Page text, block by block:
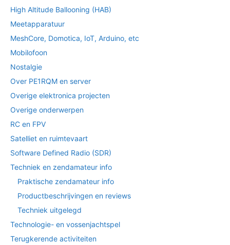
High Altitude Ballooning (HAB)
Meetapparatuur
MeshCore, Domotica, IoT, Arduino, etc
Mobilofoon
Nostalgie
Over PE1RQM en server
Overige elektronica projecten
Overige onderwerpen
RC en FPV
Satelliet en ruimtevaart
Software Defined Radio (SDR)
Techniek en zendamateur info
Praktische zendamateur info
Productbeschrijvingen en reviews
Techniek uitgelegd
Technologie- en vossenjachtspel
Terugkerende activiteiten